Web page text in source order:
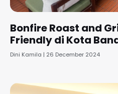
Bonfire Roast and
Friendly di Kota
Dini Kamila 26 December 2024